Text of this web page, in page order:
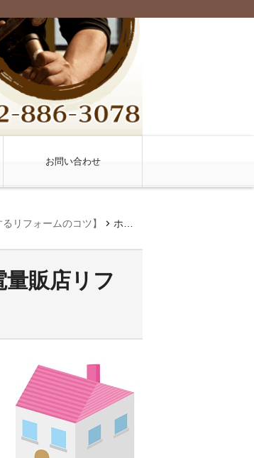
お問い合わせ
リフォームのコツ】 chevron_right ホームセンターリフォーム・家電量販店リフォーム！絶対確認したい1つの事
販店リフ